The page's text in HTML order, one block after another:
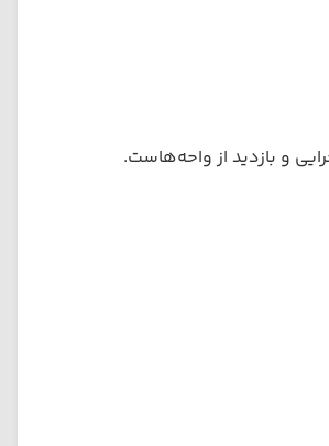
و بازدید از واحه‌هاست.